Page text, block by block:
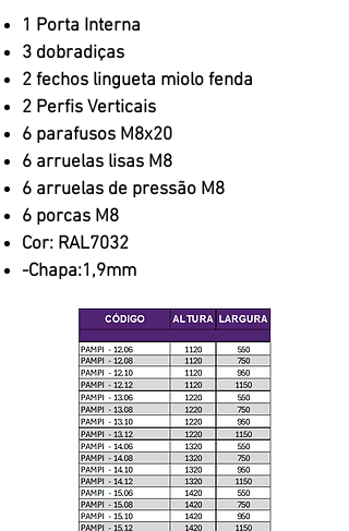
1 Porta Interna
3 dobradiças
2 fechos lingueta miolo fenda
2 Perfis Verticais
6 parafusos M8x20
6 arruelas lisas M8
6 arruelas de pressão M8
6 porcas M8
Cor: RAL7032
-Chapa:1,9mm